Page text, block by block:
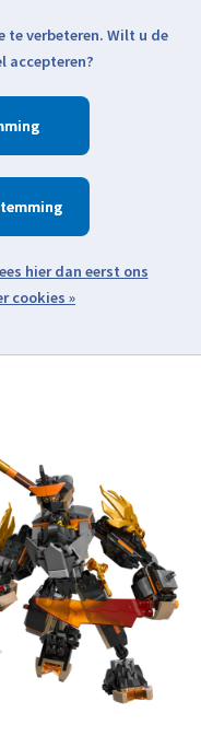
Verlanglijst
Items
te verbeteren. Wilt u de
accepteren?
cookies »